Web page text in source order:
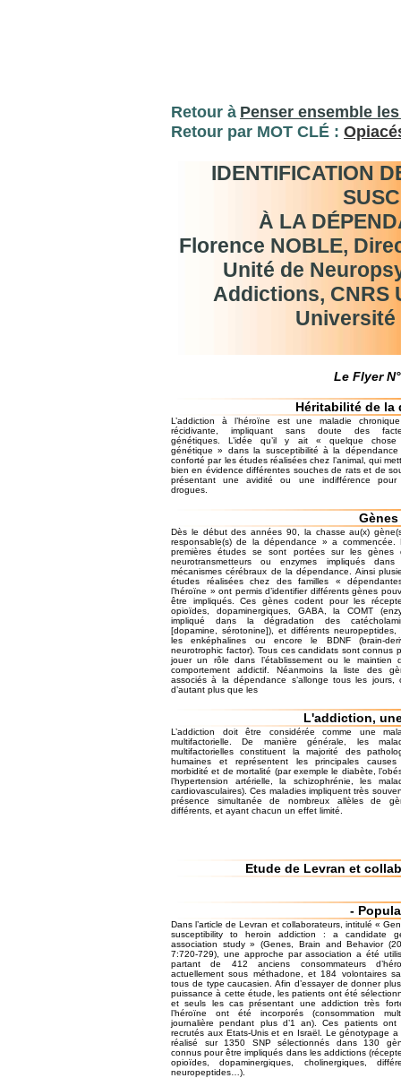
Retour à Penser ensemble
Retour par MOT CLÉ :
IDENTIFICATION
À LA
Florence NOBLE,
Unité de
Addictions, CNRS
Université
Le Flyer
Héritabilité de la
L’addiction à l’héroïne est une maladie
récidivante, impliquant sans doute des
génétiques. L’idée qu’il y ait « quelque
génétique » dans la susceptibilité à la dépendance
conforté par les études réalisées chez l’animal, qui
bien en évidence différentes souches de rats et de
présentant une avidité ou une indifférence pour
drogues.
Dès le début des années 90, la chasse au(x)
responsable(s) de la dépendance » a commencée.
premières études se sont portées sur les gènes
neurotransmetteurs ou enzymes impliqués dans
mécanismes cérébraux de la dépendance. Ainsi
études réalisées chez des familles «
l’héroïne » ont permis d’identifier différents gènes
être impliqués. Ces gènes codent pour les
opioïdes, dopaminergiques, GABA, la COMT
impliqué dans la dégradation des
[dopamine, sérotonine]), et différents neuropeptides,
les enképhalines ou encore le BDNF (brain-
neurotrophic factor). Tous ces candidats sont connus
jouer un rôle dans l’établissement ou le maintien
comportement addictif. Néanmoins la liste des
associés à la dépendance s’allonge tous les jours,
d’autant plus que les
L'addiction,
L’addiction doit être considérée comme une
multifactorielle. De manière générale, les
multifactorielles constituent la majorité des
humaines et représentent les principales
morbidité et de mortalité (par exemple le diabète,
l’hypertension artérielle, la schizophrénie, les
cardiovasculaires). Ces maladies impliquent très
présence simultanée de nombreux allèles de
différents, et ayant chacun un effet limité.
Etude de Levran et
-
Dans l’article de Levran et collaborateurs, intitulé «
susceptibility to heroin addiction : a candidate
association study » (Genes, Brain and Behavior
7:720-729), une approche par association a été
partant de 412 anciens consommateurs
actuellement sous méthadone, et 184 volontaires
tous de type caucasien. Afin d’essayer de donner
puissance à cette étude, les patients ont été
et seuls les cas présentant une addiction très
l’héroïne ont été incorporés (consommation
journalière pendant plus d’1 an). Ces patients ont
recrutés aux Etats-Unis et en Israël. Le génotypage a
réalisé sur 1350 SNP sélectionnés dans 130
connus pour être impliqués dans les addictions
opioïdes, dopaminergiques, cholinergiques,
neuropeptides…).